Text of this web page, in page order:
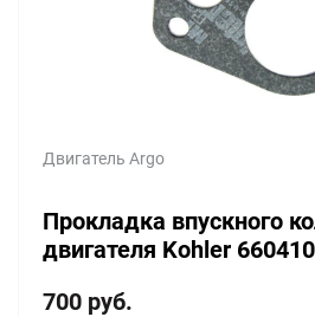
Двигатель Argo
Прокладка впускного
двигателя Kohler
700 руб.